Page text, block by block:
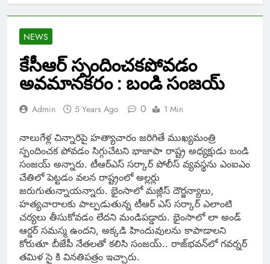
NEWS
కేసీఆర్ స్పందించ‌క‌పోవ‌డం
అవ‌మాన‌కరం : బండి సంజ‌య్‌
Admin 5 Years Ago 0 1 Min
నాలుగేళ్ల చిన్నారిపై హ‌త్యాచారం జ‌రిగితే ముఖ్య‌మంత్రి
స్పందించ‌క పోవ‌డం సిగ్గుచేట‌ని భాజాపా రాష్ట్ర అధ్య‌క్షుడు బండి
సంజ‌య్ అన్నారు. టీఆర్ఎస్ స‌ర్కార్ పోలీస్ వ్య‌వ‌స్థ‌ను ఎంఐఎం
చేతిలో పెట్టడం వ‌ల‌న రాష్ట్రంలో అల్ల‌ర్లు
జ‌రుగుతున్నాయ‌న్నారు. భైంసాలో మ‌జ్లీస్ దౌర్జ‌న్యాలు,
హ‌త్య‌చారాల‌కు పాల్ప‌డుతున్న టీఆర్ ఎస్ స‌ర్కార్ ఎలాంటి
చ‌ర్య‌లు తీసుకోవ‌డం లేద‌ని మండిప‌డ్డారు. భైంసాలో లా అండ్
ఆర్డ‌ర్ స‌మ‌స్మ ఉంద‌ని, అక్క‌డి హిందువుల‌ను కాపాడాల‌ని
కోరుతూ బీజేపీ నేత‌ల‌తో క‌లిసి సంజ‌య్.. రాజ్‌భ‌వ‌న్‌లో గ‌వ‌ర్న‌ర్
త‌మిళ సై కి విన‌తిప‌త్రం ఇచ్చారు. ‌